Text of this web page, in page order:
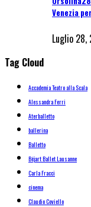
Venezia
Luglio 28,
Tag Cloud
Accademia Teatro alla Scala
Alessandra Ferri
Aterballetto
ballerina
Balletto
Béjart Ballet Lausanne
Carla Fracci
cinema
Claudio Coviello